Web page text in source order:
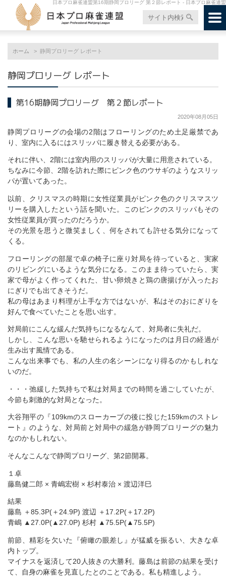
日本プロ麻雀連盟第16期静岡プロリーグ 第２節レポート - 日本プロ麻雀連盟
ホーム 静岡プロリーグ レポート
静岡プロリーグ レポート
第16期静岡プロリーグ 第２節レポート
2020年08月05日
静岡プロリーグの会場の2階はフローリングのため土足厳禁であ
り、室内に入るにはスリッパに履き替える必要がある。
それに伴い、2階には室内用のスリッパが大量に用意されている。
ちなみに今節、2階を訪れた際にピンク色のウサギのようなスリッ
パが置いてあった。
以前、クリスマスの時期に女性従業員がピンク色のクリスマスツ
リーを購入したという話を聞いた。このピンクのスリッパもその
女性従業員が買ったのだろうか。
その光景を思うと微笑ましく、何をされても許せる気分になって
くる。
フローリングの部屋で卓の椅子に座り対局を待っていると、実家
のリビングにいるような気分になる。このまま待っていたら、実
家で母がよく作ってくれた、甘い卵焼きと鶏の唐揚げが入ったお
にぎりでも出てきそうだ。
私の母はあまり料理が上手な方ではないが、私はそのおにぎりを
好んで食べていたことを思い出す。
対局前にこんな緩んだ気持ちになるなんて、対局者に失礼だ。
しかし、こんな思いを馳せられるようになったのは月日の経過が
生み出す風情である。
こんな出来事でも、私の人生の名シーンになり得るのかもしれな
いのだ。
・・・弛緩した気持ちで私は対局までの時間を過ごしていたが、
今節も刺激的な対局となった。
大谷翔平の『109kmのスローカーブの後に投じた159kmのストレ
ート』のような、対局前と対局中の緩急が静岡プロリーグの魅力
なのかもしれない。
そんなこんなで静岡プロリーグ、第2節開幕。
１卓
藤島健二郎 × 青嶋宏樹 × 杉村泰治 × 渡辺洋巳
結果
藤島 ＋85.3P(＋24.9P) 渡辺 ＋17.2P(＋17.2P)
青嶋 ▲27.0P(▲27.0P) 杉村 ▲75.5P(▲75.5P)
前節、精彩を欠いた『俯瞰の眼差し』が猛威を振るい、大きな卓
内トップ。
マイナスを返済して20人抜きの大勝利。藤島は前節の結果を受け
て、自身の麻雀を見直したとのことである。私も精進しよう。